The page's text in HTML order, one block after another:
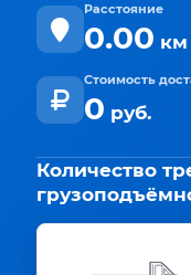
Расстояние
0.00 км
Стоимость
0 руб.
Количество